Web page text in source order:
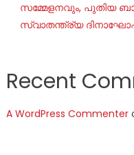
സമ്മേളനവും, പുതിയ
സ്വാതന്ത്ര്യ
Recent
A WordPress Commenter